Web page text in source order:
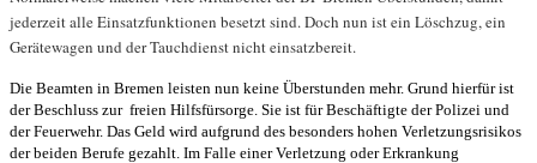
jederzeit alle Einsatzfunktionen besetzt sind. Doch nun ist ein Löschzug, ein
Gerätewagen und der Tauchdienst nicht einsatzbereit.
Die Beamten in Bremen leisten nun keine Überstunden mehr. Grund hierfür ist
der Beschluss zur freien Hilfsfürsorge. Sie ist für Beschäftigte der Polizei und
der Feuerwehr. Das Geld wird aufgrund des besonders hohen Verletzungsrisikos
der beiden Berufe gezahlt. Im Falle einer Verletzung oder Erkrankung